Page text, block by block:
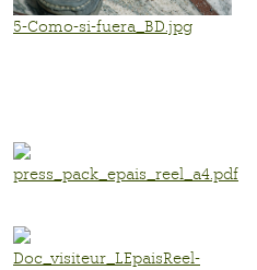
5-Como-si-fuera_BD.jpg
press_pack_epais_reel_a4.pdf
Doc_visiteur_LEpaisReel-